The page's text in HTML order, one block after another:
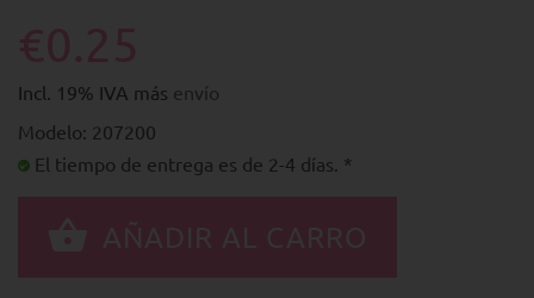
Incl. 19% IVA más envío
Modelo: 207200
El tiempo de entrega es de 2-4 días. *